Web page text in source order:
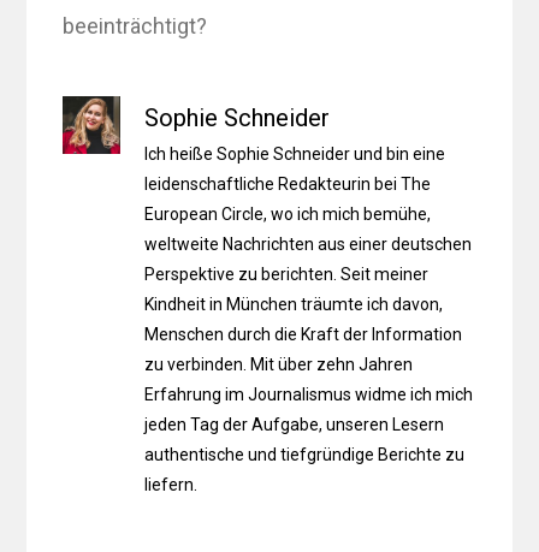
beeinträchtigt?
Sophie Schneider
Ich heiße Sophie Schneider und bin eine
leidenschaftliche Redakteurin bei The
European Circle, wo ich mich bemühe,
weltweite Nachrichten aus einer deutschen
Perspektive zu berichten. Seit meiner
Kindheit in München träumte ich davon,
Menschen durch die Kraft der Information
zu verbinden. Mit über zehn Jahren
Erfahrung im Journalismus widme ich mich
jeden Tag der Aufgabe, unseren Lesern
authentische und tiefgründige Berichte zu
liefern.